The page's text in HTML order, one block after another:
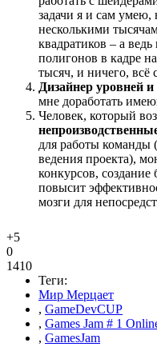
задачи я и сам умею,
несколькими
квадратиков – а
полигонов в кадре
тысяч, и ничего, всё
Дизайнер уровней
мне доработать
Человек, который
для работы команды
ведения проекта),
конкурсов, создание
повысит
мозги для
+5
0
1410
Теги:
Мир Мерцает
, GameDevCUP
, Games Jam # 1
, GamesJam